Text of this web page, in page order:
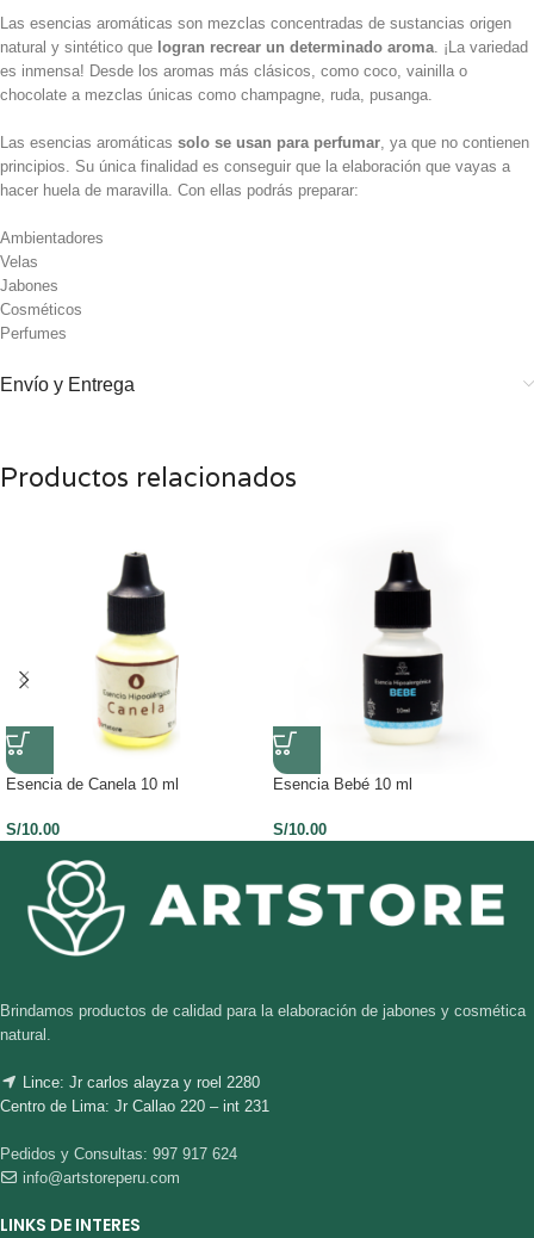
Las esencias aromáticas son mezclas concentradas de sustancias origen
natural y sintético que logran recrear un determinado aroma. ¡La variedad
es inmensa! Desde los aromas más clásicos, como coco, vainilla o
chocolate a mezclas únicas como champagne, ruda, pusanga.
Las esencias aromáticas solo se usan para perfumar, ya que no contienen
principios. Su única finalidad es conseguir que la elaboración que vayas a
hacer huela de maravilla. Con ellas podrás preparar:
Ambientadores
Velas
Jabones
Cosméticos
Perfumes
Envío y Entrega
Productos relacionados
Esencia de Canela 10 ml
S/10.00
Esencia Bebé 10 ml
S/10.00
Brindamos productos de calidad para la elaboración de jabones y cosmética
natural.
Lince: Jr carlos alayza y roel 2280
Centro de Lima: Jr Callao 220 – int 231
Pedidos y Consultas: 997 917 624
info@artstoreperu.com
LINKS DE INTERES